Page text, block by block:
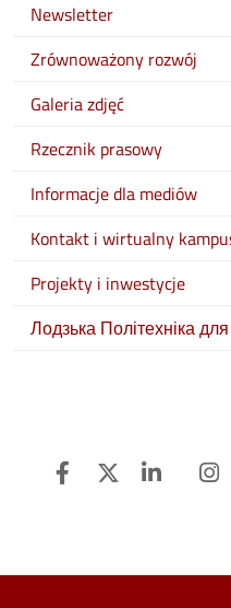
Newsletter
Zrównoważony rozwój
Galeria zdjęć
Rzecznik prasowy
Informacje dla mediów
Kontakt i wirtualny
Projekty i inwestycje
Лодзька Політехніка
Facebook
Twitter